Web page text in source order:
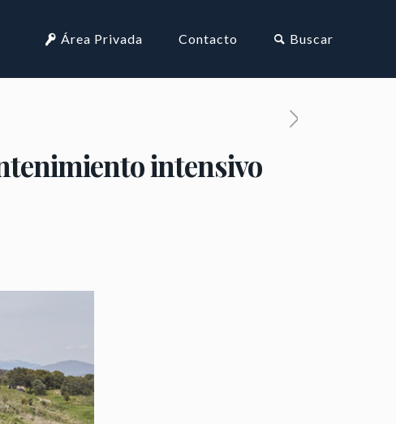
Área Privada Contacto Buscar
intensivo